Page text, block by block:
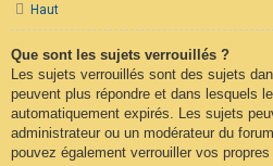
Haut
Que sont les sujets verrouillés ?
Les sujets verrouillés sont des sujets
peuvent plus répondre et dans lesquels
automatiquement expirés. Les sujets
administrateur ou un modérateur du
pouvez également verrouiller vos